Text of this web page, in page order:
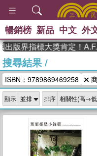
暢銷榜 新品 中文 外
版界指標大獎肯定！
搜尋結果/
ISBN：9789869469258
顯示 排序